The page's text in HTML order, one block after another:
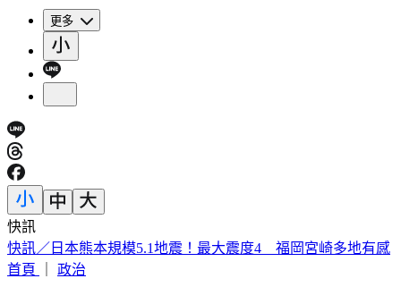
更多
快訊
南港瑪莎拉蒂撞路邊車輛！駕駛肇逃留「喪屍菸彈」
首頁
政治